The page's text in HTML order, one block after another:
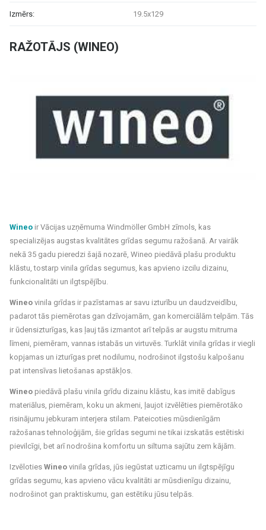
RAŽOTĀJS (WINEO)
Wineo ir Vācijas uzņēmuma Windmöller GmbH zīmols, kas
specializējas augstas kvalitātes grīdas segumu ražošanā. Ar vairāk
nekā 35 gadu pieredzi šajā nozarē, Wineo piedāvā plašu produktu
klāstu, tostarp vinila grīdas segumus, kas apvieno izcilu dizainu,
funkcionalitāti un ilgtspējību.
Wineo vinila grīdas ir pazīstamas ar savu izturību un daudzveidību,
padarot tās piemērotas gan dzīvojamām, gan komerciālām telpām. Tās
ir ūdensizturīgas, kas ļauj tās izmantot arī telpās ar augstu mitruma
līmeni, piemēram, vannas istabās un virtuvēs. Turklāt vinila grīdas ir viegli
kopjamas un izturīgas pret nodilumu, nodrošinot ilgstošu kalpošanu
pat intensīvas lietošanas apstākļos.
Wineo piedāvā plašu vinila grīdu dizainu klāstu, kas imitē dabīgus
materiālus, piemēram, koku un akmeni, ļaujot izvēlēties piemērotāko
risinājumu jebkuram interjera stilam. Pateicoties mūsdienīgām
ražošanas tehnoloģijām, šie grīdas segumi ne tikai izskatās estētiski
pievilcīgi, bet arī nodrošina komfortu un siltuma sajūtu zem kājām.
Izvēloties Wineo vinila grīdas, jūs iegūstat uzticamu un ilgtspējīgu
grīdas segumu, kas apvieno vācu kvalitāti ar mūsdienīgu dizainu,
nodrošinot gan praktiskumu, gan estētiku jūsu telpās.
Izmērs: 19.5x129